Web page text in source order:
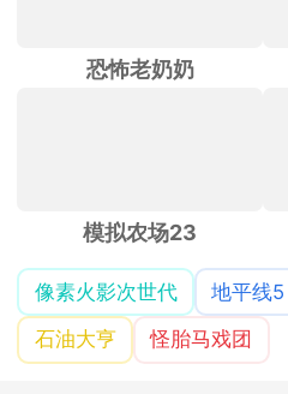
恐怖老奶奶
模拟农场23
像素火影次世代 地平线5
石油大亨
怪胎马戏团